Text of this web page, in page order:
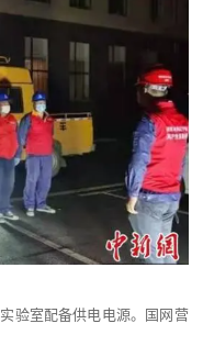
验室配备供电电源。国网营